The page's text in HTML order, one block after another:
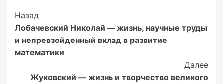
Post
Navigation
Назад
Лобачевский Николай — жизнь, научные труды
и непревзойденный вклад в развитие
математики
Далее
Жуковский — жизнь и творчество великого